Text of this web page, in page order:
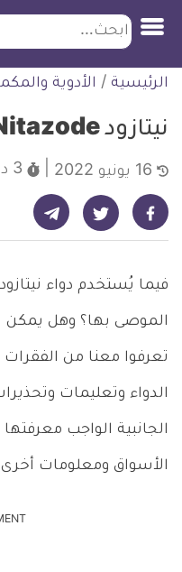
التخطي
للمحتوى
ابحث
الرئيسية / الأدوية
نيتازود Nitazode لعلاج الإسهال
3 دقائق
شارك على فيسبوك - ديلي ميديكال انفو شارك على تويتر - ديلي ميديكال انفو شارك على تيليجرام - ديلي ميديكال انفو
الموصى بها؟ وهل يمكن
تعرفوا معنا من الفقرات
الدواء وتعليمات
الجانبية الواجب
الأسواق ومعلومات